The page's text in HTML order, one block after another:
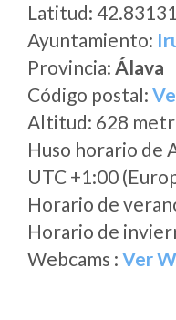
Latitud:
Ayuntamiento:
Provincia: Álava
Código postal:
Altitud: 628
Huso horario de
UTC +1:00
Horario de
Horario de
Webcams : Ver